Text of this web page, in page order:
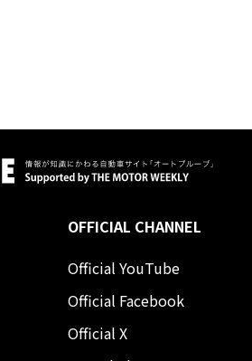
OFFICIAL CHANNEL
Official YouTube
Official Facebook
Official X